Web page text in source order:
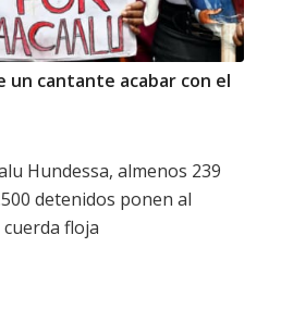
un cantante acabar con el
Hundessa, almenos 239
detenidos ponen al
floja